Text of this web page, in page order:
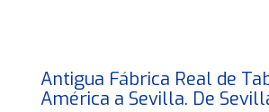
Antigua Fábrica Real de
América a Sevilla. De